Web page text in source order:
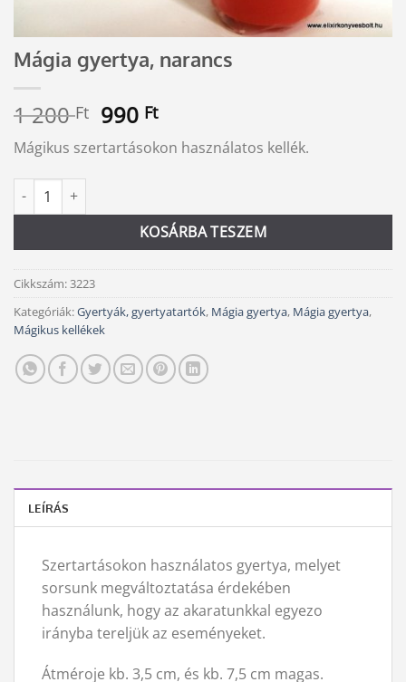
Mágia gyertya, narancs
1 200Ft Original
price
was:
990 FtCurrent
price
is:
Mágikus szertartásokon használatos kellék.
Mágia gyertya, narancs mennyiség
KOSÁRBA TESZEM
Alternative:
Cikkszám:3223
Kategóriák:Gyertyák, gyertyatartók, Mágia gyertya, Mágia gyertya,
Mágikus kellékek
LEÍRÁS
Szertartásokon használatos gyertya, melyet
sorsunk megváltoztatása érdekében
használunk, hogy az akaratunkkal egyezo
irányba tereljük az eseményeket.
Átméroje kb. 3,5 cm, és kb. 7,5 cm magas.